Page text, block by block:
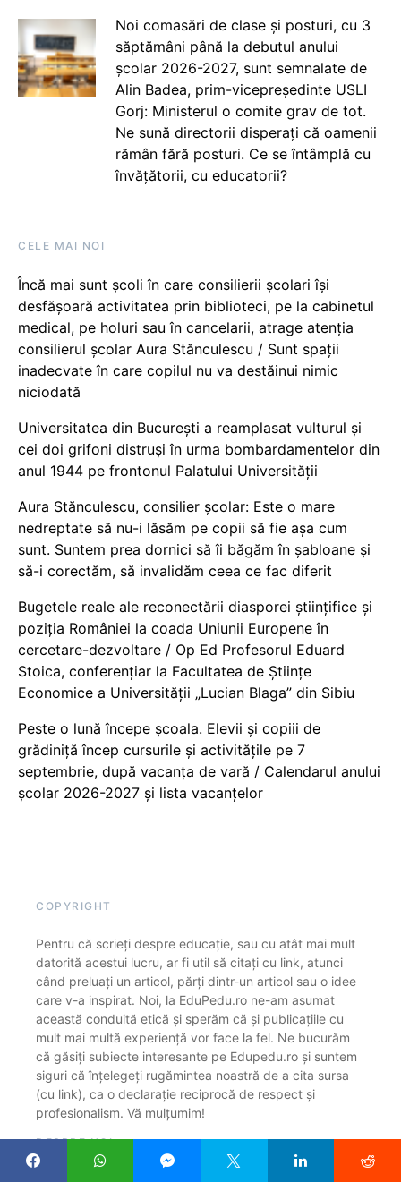
Noi comasări de clase și posturi, cu 3
săptămâni până la debutul anului
școlar 2026-2027, sunt semnalate de
Alin Badea, prim-vicepreședinte USLI
Gorj: Ministerul o comite grav de tot.
Ne sună directorii disperați că oamenii
rămân fără posturi. Ce se întâmplă cu
învățătorii, cu educatorii?
CELE MAI NOI
Încă mai sunt școli în care consilierii școlari își
desfășoară activitatea prin biblioteci, pe la cabinetul
medical, pe holuri sau în cancelarii, atrage atenția
consilierul școlar Aura Stănculescu / Sunt spații
inadecvate în care copilul nu va destăinui nimic
niciodată
Universitatea din București a reamplasat vulturul și
cei doi grifoni distruși în urma bombardamentelor din
anul 1944 pe frontonul Palatului Universității
Aura Stănculescu, consilier școlar: Este o mare
nedreptate să nu-i lăsăm pe copii să fie așa cum
sunt. Suntem prea dornici să îi băgăm în șabloane și
să-i corectăm, să invalidăm ceea ce fac diferit
Bugetele reale ale reconectării diasporei științifice și
poziția României la coada Uniunii Europene în
cercetare-dezvoltare / Op Ed Profesorul Eduard
Stoica, conferențiar la Facultatea de Științe
Economice a Universității „Lucian Blaga” din Sibiu
Peste o lună începe școala. Elevii și copiii de
grădiniță încep cursurile și activitățile pe 7
septembrie, după vacanța de vară / Calendarul anului
școlar 2026-2027 și lista vacanțelor
COPYRIGHT
Pentru că scrieți despre educație, sau cu atât mai mult
datorită acestui lucru, ar fi util să citați cu link, atunci
când preluați un articol, părți dintr-un articol sau o idee
care v-a inspirat. Noi, la EduPedu.ro ne-am asumat
această conduită etică și sperăm că și publicațiile cu
mult mai multă experiență vor face la fel. Ne bucurăm
că găsiți subiecte interesante pe Edupedu.ro și suntem
siguri că înțelegeți rugămintea noastră de a cita sursa
(cu link), ca o declarație reciprocă de respect și
profesionalism. Vă mulțumim!
DESPRE NOI